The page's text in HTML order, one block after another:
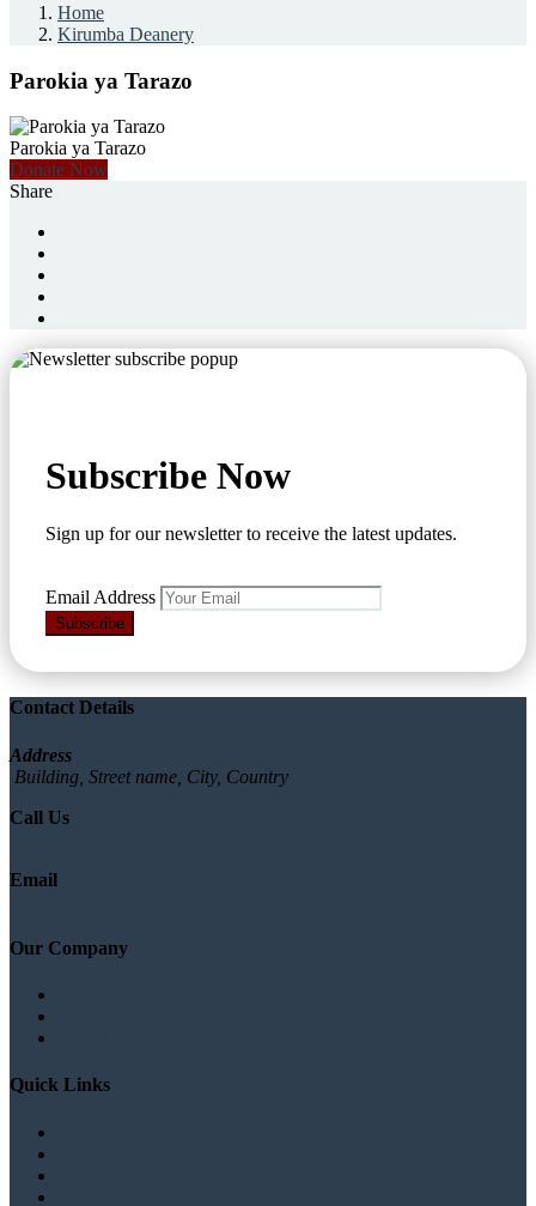
Home
Kirumba Deanery
Parokia ya Tarazo
Parokia ya Tarazo
Donate Now
Share
Subscribe Now
Sign up for our newsletter to receive the latest updates.
Email Address
Subscribe
Contact Details
Address
Building, Street name, City, Country
Call Us
Email
Our Company
Quick Links